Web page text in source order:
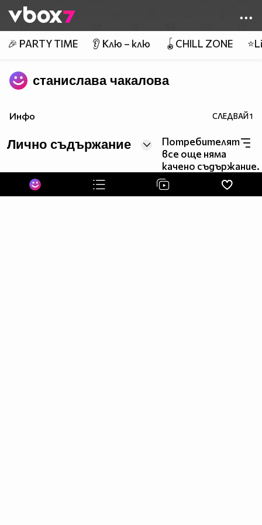
👾
🎉 PARTY TIME 👂 Клю – клю 🪀CHILL ZONE
станислава чакалова
Инфо СЛЕДВАЙ1
Лично съдържание
Потребителят
все още няма
качено съдържание.